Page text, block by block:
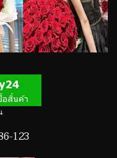
123